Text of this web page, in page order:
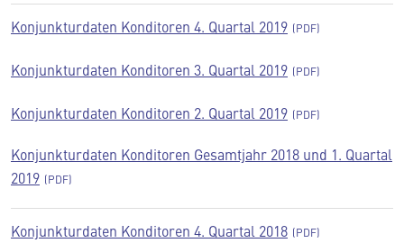
Konjunkturdaten Konditoren 4. Quartal 2019
Konjunkturdaten Konditoren 3. Quartal 2019
Konjunkturdaten Konditoren 2. Quartal 2019
Konjunkturdaten Konditoren Gesamtjahr 2018 und 1. Quartal
2019
Konjunkturdaten Konditoren 4. Quartal 2018